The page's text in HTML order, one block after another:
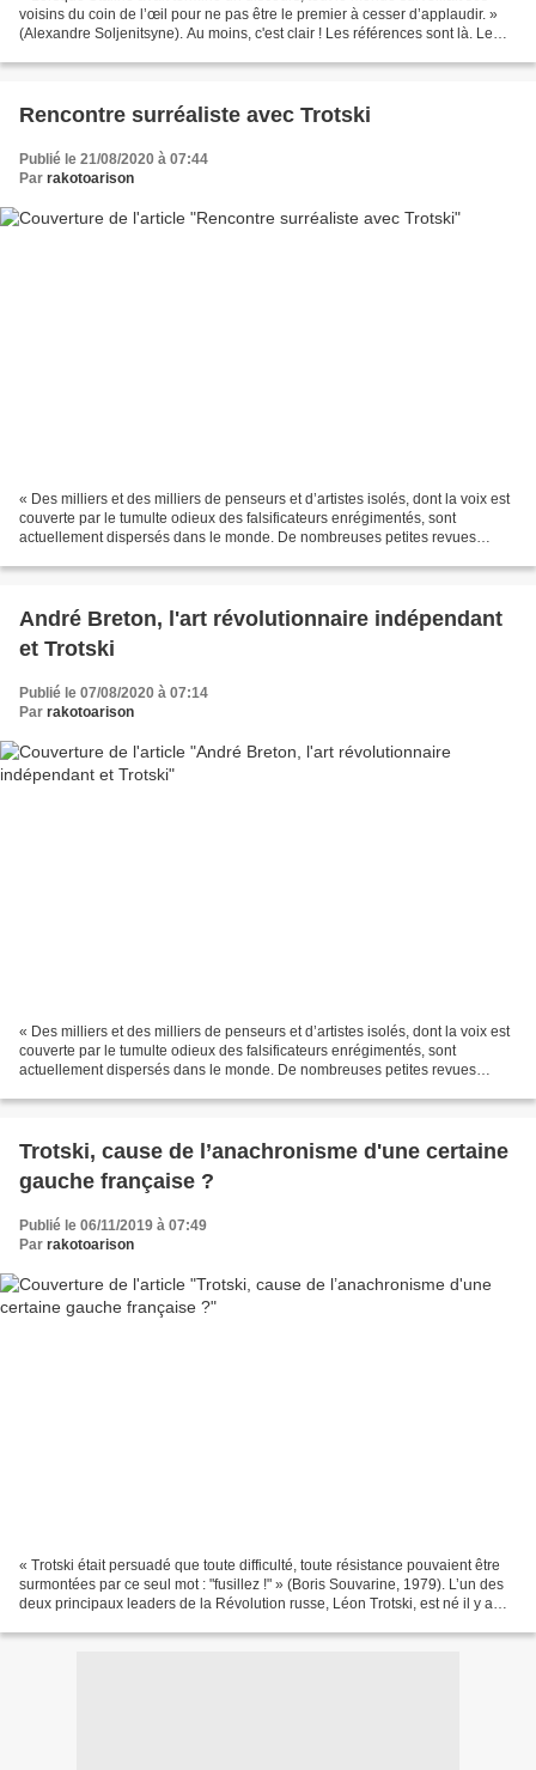
voisins du coin de l’œil pour ne pas être le premier à cesser d’applaudir. »
(Alexandre Soljenitsyne). Au moins, c'est clair ! Les références sont là. Le
Rencontre surréaliste avec Trotski
Publié le 21/08/2020 à 07:44
Par rakotoarison
« Des milliers et des milliers de penseurs et d’artistes isolés, dont la voix est
couverte par le tumulte odieux des falsificateurs enrégimentés, sont
actuellement dispersés dans le monde. De nombreuses petites revues
André Breton, l'art révolutionnaire indépendant
et Trotski
Publié le 07/08/2020 à 07:14
Par rakotoarison
« Des milliers et des milliers de penseurs et d’artistes isolés, dont la voix est
couverte par le tumulte odieux des falsificateurs enrégimentés, sont
actuellement dispersés dans le monde. De nombreuses petites revues
Trotski, cause de l’anachronisme d'une certaine
gauche française ?
Publié le 06/11/2019 à 07:49
Par rakotoarison
« Trotski était persuadé que toute difficulté, toute résistance pouvaient être
surmontées par ce seul mot : "fusillez !" » (Boris Souvarine, 1979). L’un des
deux principaux leaders de la Révolution russe, Léon Trotski, est né il y a